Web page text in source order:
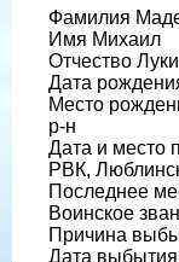
Фамилия
Имя Михаил
Отчество
Дата
Место
р-н
Дата и место
РВК,
Последнее
Воинское
Причина
Дата